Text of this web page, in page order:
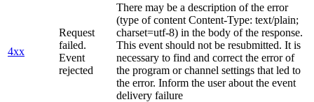
4xx
Request
failed.
Event
rejected
There may be a description of the error
(type of content Content-Type: text/plain;
charset=utf-8) in the body of the response.
This event should not be resubmitted. It is
necessary to find and correct the error of
the program or channel settings that led to
the error. Inform the user about the event
delivery failure